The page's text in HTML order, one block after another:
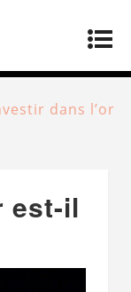
dans l’or
est-il